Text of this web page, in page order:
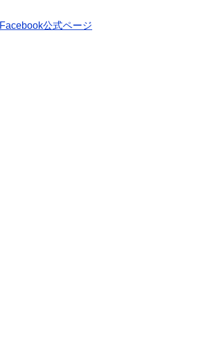
Facebook公式ページ